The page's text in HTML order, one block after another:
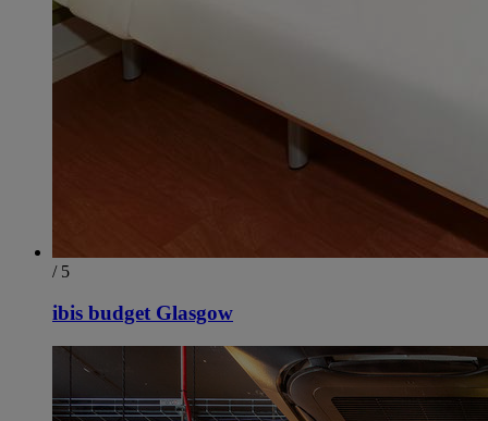
/ 5
ibis budget Glasgow